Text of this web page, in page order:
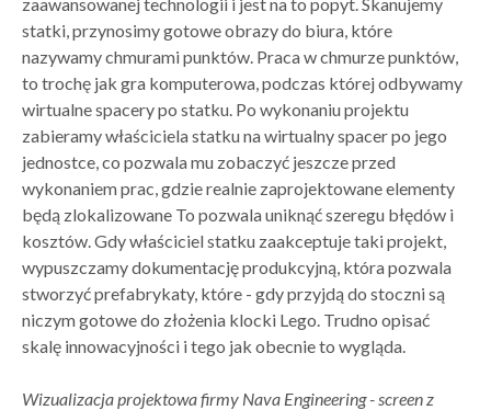
statki, przynosimy gotowe obrazy do biura, które
nazywamy chmurami punktów. Praca w chmurze punktów,
to trochę jak gra komputerowa, podczas której odbywamy
wirtualne spacery po statku. Po wykonaniu projektu
zabieramy właściciela statku na wirtualny spacer po jego
jednostce, co pozwala mu zobaczyć jeszcze przed
wykonaniem prac, gdzie realnie zaprojektowane elementy
będą zlokalizowane To pozwala uniknąć szeregu błędów i
kosztów. Gdy właściciel statku zaakceptuje taki projekt,
wypuszczamy dokumentację produkcyjną, która pozwala
stworzyć prefabrykaty, które - gdy przyjdą do stoczni są
niczym gotowe do złożenia klocki Lego. Trudno opisać
skalę innowacyjności i tego jak obecnie to wygląda.
Wizualizacja projektowa firmy Nava Engineering - screen z